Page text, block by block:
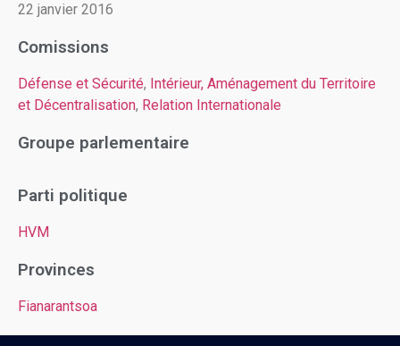
22 janvier 2016
Comissions
Défense et Sécurité, Intérieur, Aménagement du Territoire
et Décentralisation, Relation Internationale
Groupe parlementaire
Parti politique
HVM
Provinces
Fianarantsoa